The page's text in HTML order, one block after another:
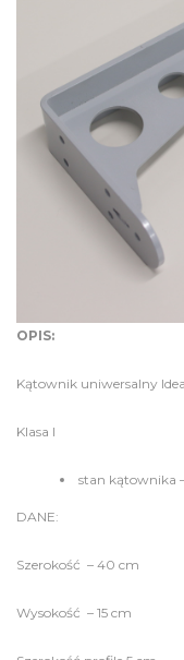
OPIS:
Kątownik uniwersalny
Klasa I
stan kątownika
DANE:
Szerokość – 40 cm
Wysokość – 15 cm